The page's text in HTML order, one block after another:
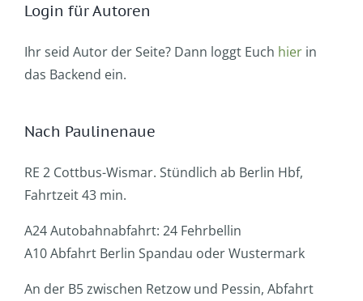
Login für Autoren
Ihr seid Autor der Seite? Dann loggt Euch hier in
das Backend ein.
Nach Paulinenaue
RE 2 Cottbus-Wismar. Stündlich ab Berlin Hbf,
Fahrtzeit 43 min.
A24 Autobahnabfahrt: 24 Fehrbellin
A10 Abfahrt Berlin Spandau oder Wustermark
An der B5 zwischen Retzow und Pessin, Abfahrt